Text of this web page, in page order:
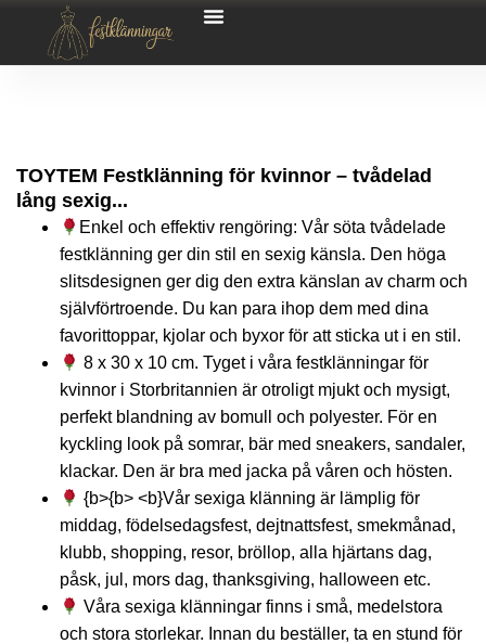
TOYTEM Festklänning för kvinnor – tvådelad
lång sexig...
Enkel och effektiv rengöring: Vår söta tvådelade
festklänning ger din stil en sexig känsla. Den höga
slitsdesignen ger dig den extra känslan av charm och
självförtroende. Du kan para ihop dem med dina
favorittoppar, kjolar och byxor för att sticka ut i en stil.
8 x 30 x 10 cm. Tyget i våra festklänningar för
kvinnor i Storbritannien är otroligt mjukt och mysigt,
perfekt blandning av bomull och polyester. För en
kyckling look på somrar, bär med sneakers, sandaler,
klackar. Den är bra med jacka på våren och hösten.
{b>{b> <b}Vår sexiga klänning är lämplig för
middag, födelsedagsfest, dejtnattsfest, smekmånad,
klubb, shopping, resor, bröllop, alla hjärtans dag,
påsk, jul, mors dag, thanksgiving, halloween etc.
Våra sexiga klänningar finns i små, medelstora
och stora storlekar. Innan du beställer, ta en stund för